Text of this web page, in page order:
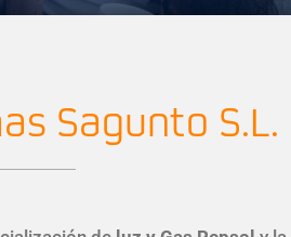
Sagunto S.L.